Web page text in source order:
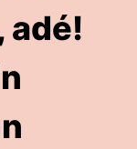
adé!